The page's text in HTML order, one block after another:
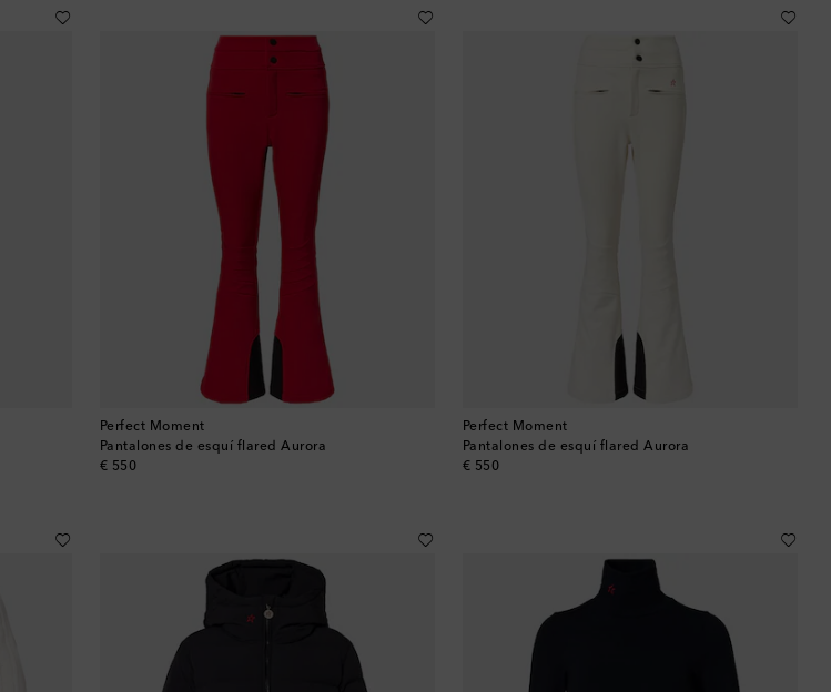
Perfect Moment
Pantalones de esquí flared Aurora
€ 550
original price
Perfect Moment
Pantalones de esquí flared Aurora
€ 550
original price